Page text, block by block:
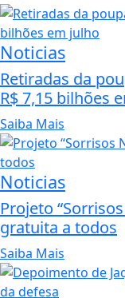
Noticias
Retiradas da
R$ 7,15 bilhões
Saiba Mais
Noticias
Projeto
gratuita a todos
Saiba Mais